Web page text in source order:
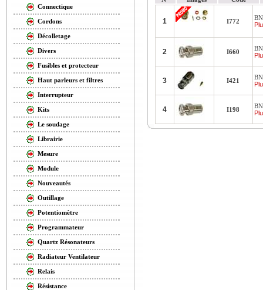
Connectique
Cordons
Décolletage
Divers
Fusibles et protecteur
Haut parleurs et filtres
Interrupteur
Kits
Le soudage
Librairie
Mesure
Module
Nouveautés
Outillage
Potentiomètre
Programmateur
Quartz Résonateurs
Radiateur Ventilateur
Relais
Résistance
1 I772
2 I660
3 I421
4 I198